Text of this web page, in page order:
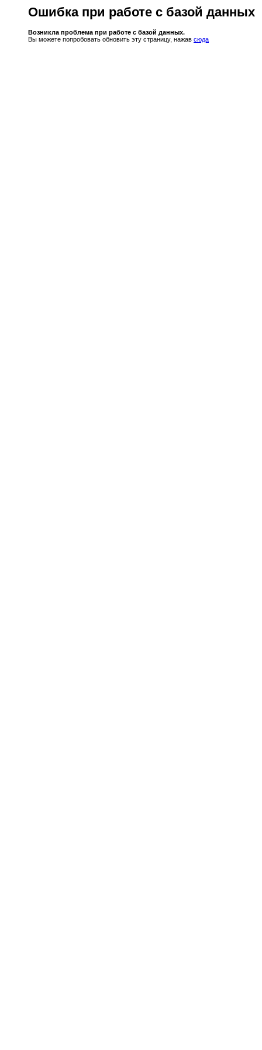
Ошибка при работе с базой данных
Возникла проблема при работе с базой данных.
Вы можете попробовать обновить эту страницу, нажав сюда